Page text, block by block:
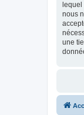
nous
une